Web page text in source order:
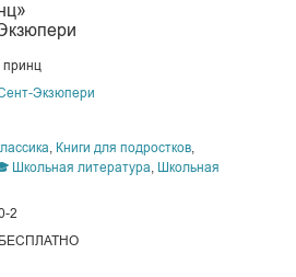
принц
Экзюпери
Книги для подростков,
Школьная литература Школьная
2
БЕСПЛАТНО